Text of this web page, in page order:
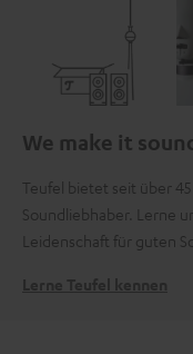
We make it
Teufel bietet seit über
Soundliebhaber. Lerne
Leidenschaft für guten